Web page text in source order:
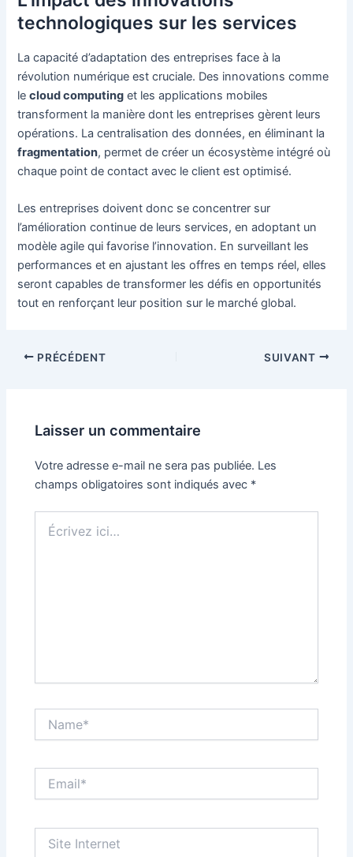
technologiques sur les services
La capacité d’adaptation des entreprises face à la
révolution numérique est cruciale. Des innovations comme
lecloud computing et les applications mobiles
transforment la manière dont les entreprises gèrent leurs
opérations. La centralisation des données, en éliminant la
fragmentation, permet de créer un écosystème intégré où
chaque point de contact avec le client est optimisé.
Les entreprises doivent donc se concentrer sur
l’amélioration continue de leurs services, en adoptant un
modèle agile qui favorise l’innovation. En surveillant les
performances et en ajustant les offres en temps réel, elles
seront capables de transformer les défis en opportunités
tout en renforçant leur position sur le marché global.
NavigationPRÉCÉDENT SUIVANT
Laisser un commentaire
Votre adresse e-mail ne sera pas publiée. Les
champs obligatoires sont indiqués avec *
ici…
Internet